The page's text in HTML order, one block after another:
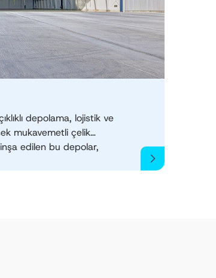
depolama, lojistik ve
mukavemetli çelik
edilen bu depolar,